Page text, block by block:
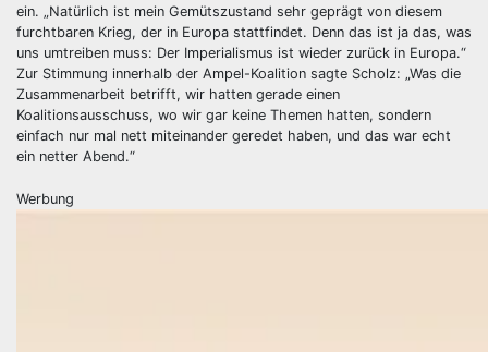
ein. „Natürlich ist mein Gemütszustand sehr geprägt von diesem
furchtbaren Krieg, der in Europa stattfindet. Denn das ist ja das, was
uns umtreiben muss: Der Imperialismus ist wieder zurück in Europa.“
Zur Stimmung innerhalb der Ampel-Koalition sagte Scholz: „Was die
Zusammenarbeit betrifft, wir hatten gerade einen
Koalitionsausschuss, wo wir gar keine Themen hatten, sondern
einfach nur mal nett miteinander geredet haben, und das war echt
ein netter Abend.“
Werbung